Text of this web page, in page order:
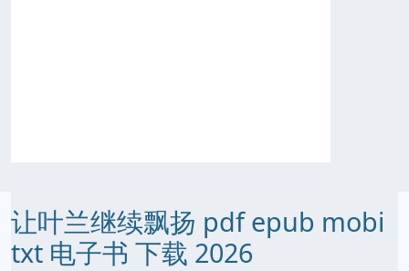
让叶兰继续飘扬 pdf epub mobi
txt 电子书 下载 2026